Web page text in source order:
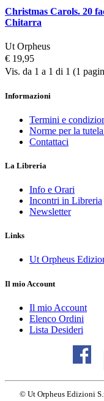
Christmas Carols. 20
Chitarra
Ut Orpheus
€ 19,95
Vis. da 1 a 1 di 1 (1
Informazioni
Termini e
Norme per la
Contattaci
La Libreria
Info e Orari
Incontri in Libreria
Newsletter
Links
Ut Orpheus
Il mio Account
Il mio Account
Elenco Ordini
Lista Desideri
© Ut Orpheus Edizioni